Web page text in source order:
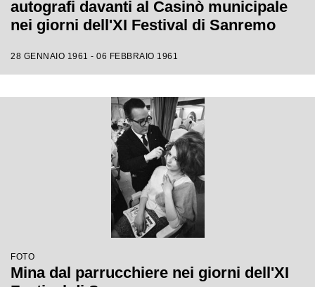
autografi davanti al Casinò municipale
nei giorni dell'XI Festival di Sanremo
28 GENNAIO 1961 - 06 FEBBRAIO 1961
FOTO
Mina dal parrucchiere nei giorni dell'XI